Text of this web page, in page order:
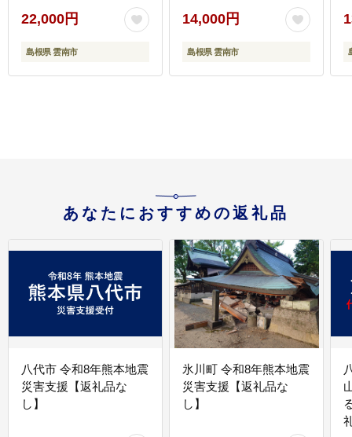
22,000円
島根県 雲南市
園 [AICS050]
14,000円
島根県 雲南市
あなたにおすすめの返礼品
八代市 令和8年熊本地震
災害支援【返礼品な
し】
氷川町 令和8年熊本地震
災害支援【返礼品な
し】